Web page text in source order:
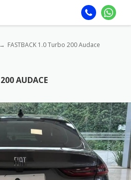
FASTBACK 1.0 Turbo 200 Audace
AUDACE